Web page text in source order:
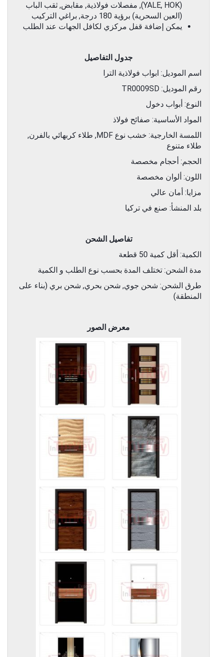
(YALE, HOK), مفصلات فولاذية, مقابض, ثقب الباب
(العين السحرية) برؤية 180 درجة, براغي التركيب
يمكن إضافة قفل مركزي لكافل الجهات عند الطلب
جدول التفاصيل
اسم الموديل: ابواب فولاذية الترا
رقم الموديل: TR0009SD
النوع: أبواب دخول
المواد الأساسية: صفائح فولاذ
اللمسة الخارجية: خشب نوع MDF, طلاء كربهائي بالفرن,
طلاء متنوع
الحجم: أحجام مخصصة
اللون: ألوان مخصصة
مزايا: أمان عالي
بلد المنشأ: صنع في تركيا
تفاصيل الشحن
الكمية: أقل كمية 50 قطعة
مدة الشحن: تختلف المدة بحسب نوع الطلب و الكمية
طرق الشحن: شحن جوي, شحن بحري, شحن بري (بناء على
المنطقة)
معرض الصور